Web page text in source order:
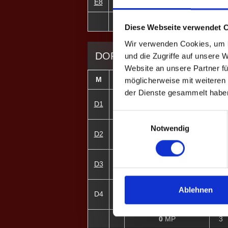
Diese Webseite verwendet
Wir verwenden Cookies,
und die Zugriffe auf unsere
Website an unsere Partner
möglicherweise mit
der Dienste gesammelt
Notwendig
Ablehnen
E8
DOPPEL-MATCHES
M Spieler GP
D1
2
Lorenz R.
Patrick S.
D2
Johannes Ginzinger
Daniel S.
D3
6
Philipp W.
Daniel K.
D4
Christina P. ♀
0MP 3